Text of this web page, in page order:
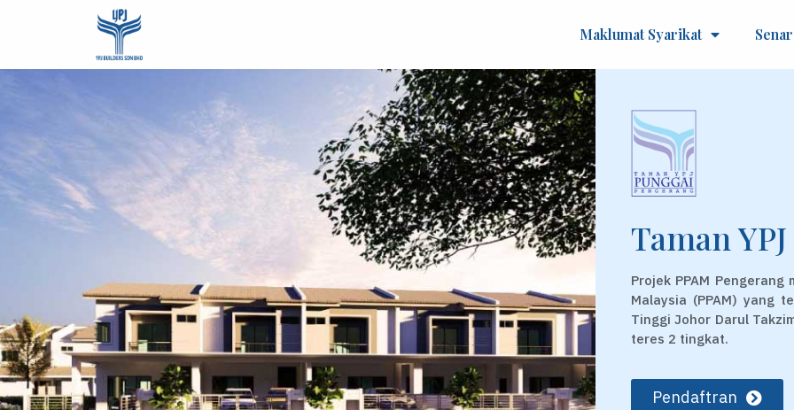
Maklumat Syarikat
Taman
Projek PPAM
Malaysia (PPAM) yang
Tinggi Johor Darul
teres 2 tingkat.
Pendaftran